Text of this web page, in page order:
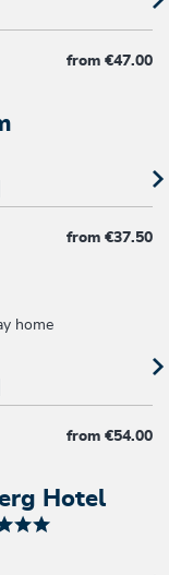
from €47.00
from €37.50
home
from €54.00
Hotel